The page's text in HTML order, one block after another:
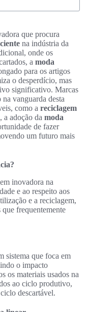
que procura
na indústria da
onde os
a moda
para os artigos
o desperdício, mas
significativo. Marcas
vanguarda desta
como a reciclagem
a adoção da moda
de fazer
um futuro mais
inovadora na
e ao respeito aos
e a reciclagem,
frequentemente
sistema que foca em
o impacto
os materiais usados na
ao ciclo produtivo,
descartável.